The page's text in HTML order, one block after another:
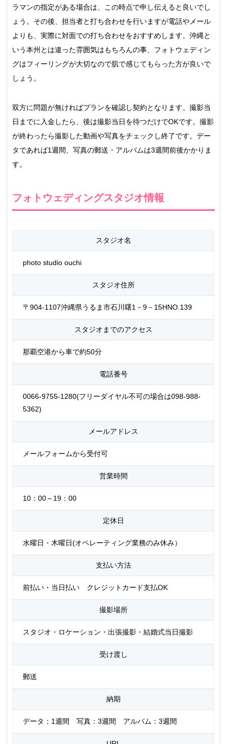
ラマンの指定がある場合は、この時点で申し伝えると良いでし
ょう。その後、担当者と打ち合わせを行いますが電話やメール
よりも、実際に対面での打ち合わせをおすすめします。沖縄と
いう本州とは違った雰囲気はもちろんの事、フォトウェディン
グはフィーリングが大切なので肌で感じてもらった方が良いで
しょう。
双方に問題が無ければプランを確認し契約となります。撮影当
日までに入金したら、後は撮影当日を待つだけでOKです。撮影
が終わったら撮影した動画や写真をチェックし終了です。デー
タであれば1週間、写真の郵送・アルバムは3週間前後かかりま
す。
フォトウェディングスタジオ情報
スタジオ名
photo studio ouchi
スタジオ住所
〒904-1107沖縄県うるま市石川曙1－9－15HNO.139
スタジオまでのアクセス
那覇空港から車で約50分
電話番号
0066-9755-1280(フリーダイヤル不可の場合は098-988-
5362)
メールアドレス
メールフォームから受付可
営業時間
10：00～19：00
定休日
水曜日・木曜日(オペレーティング業務のみ休み）
支払い方法
前払い・当日払い クレジットカード支払OK
撮影場所
スタジオ・ロケーション・出張撮影・結婚式当日撮影
受け渡し
郵送
納期
データ：1週間 写真：3週間 アルバム：3週間